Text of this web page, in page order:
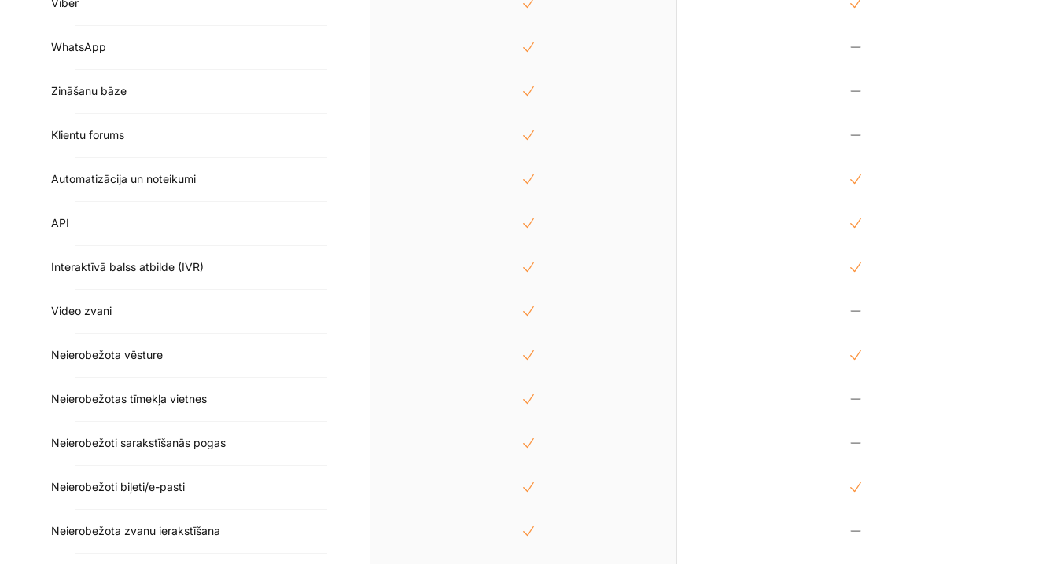
WhatsApp
Zināšanu bāze
Klientu forums
Automatizācija un noteikumi
API
Interaktīvā balss atbilde (IVR)
Video zvani
Neierobežota vēsture
Neierobežotas tīmekļa vietnes
Neierobežoti sarakstīšanās pogas
Neierobežoti biļeti/e-pasti
Neierobežota zvanu ierakstīšana